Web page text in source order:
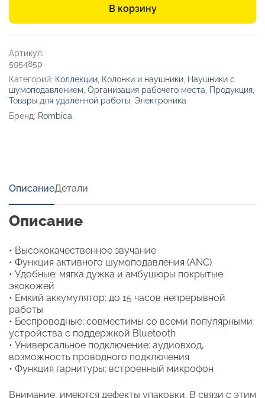
шумоподавлением
13
ANC»
В корзину
Артикул:
595485p
Категорий: Коллекции Колонки и наушники Наушники с
шумоподавлением Организация рабочего места Продукция
Товары для удалённой работы Электроника
Бренд: Rombica
ОписаниеДетали
Описание
• Высококачественное звучание
• Функция активного шумоподавления (ANC)
• Удобные: мягка дужка и амбушюры покрытые
экокожей
• Емкий аккумулятор: до 15 часов непрерывной
работы
• Беспроводные: совместимы со всеми популярными
устройства с поддержкой Bluetooth
• Универсальное подключение: аудиовход,
возможность проводного подключения
• Функция гарнитуры: встроенный микрофон
Внимание, имеются дефекты упаковки. В связи с этим